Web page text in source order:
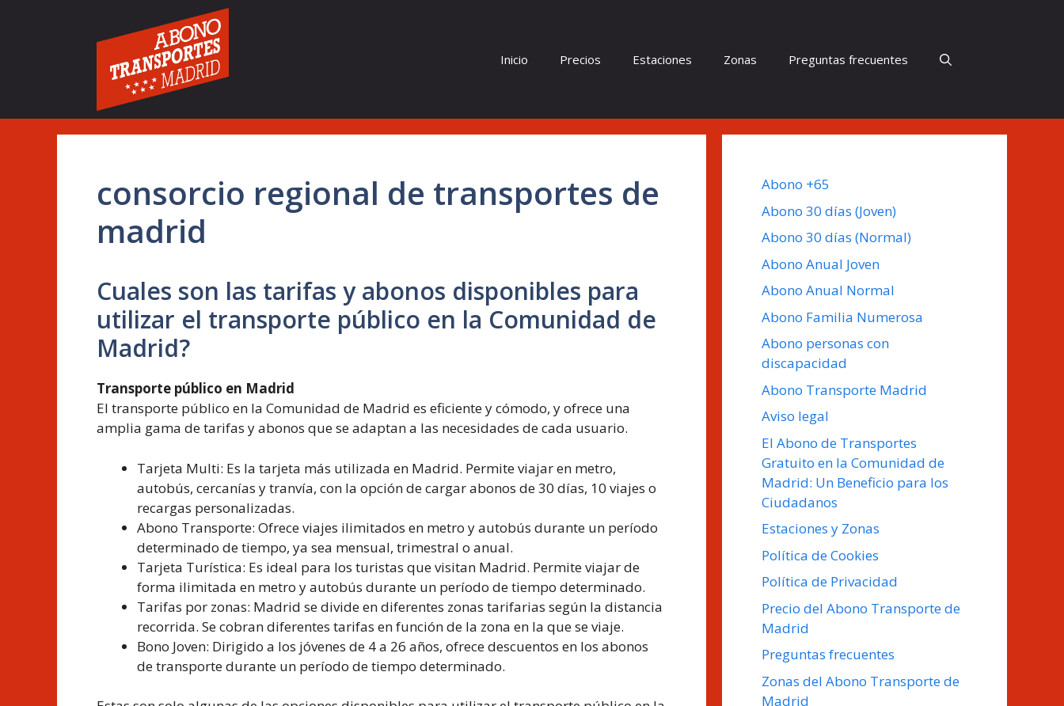
Inicio Precios Estaciones Zonas Preguntas frecuentes
consorcio regional de transportes de
madrid
Cuales son las tarifas y abonos disponibles para
utilizar el transporte público en la Comunidad de
Madrid?
Transporte público en Madrid
El transporte público en la Comunidad de Madrid es eficiente y cómodo, y ofrece una
amplia gama de tarifas y abonos que se adaptan a las necesidades de cada usuario.
Tarjeta Multi: Es la tarjeta más utilizada en Madrid. Permite viajar en metro,
autobús, cercanías y tranvía, con la opción de cargar abonos de 30 días, 10 viajes o
recargas personalizadas.
Abono Transporte: Ofrece viajes ilimitados en metro y autobús durante un período
determinado de tiempo, ya sea mensual, trimestral o anual.
Tarjeta Turística: Es ideal para los turistas que visitan Madrid. Permite viajar de
forma ilimitada en metro y autobús durante un período de tiempo determinado.
Tarifas por zonas: Madrid se divide en diferentes zonas tarifarias según la distancia
recorrida. Se cobran diferentes tarifas en función de la zona en la que se viaje.
Bono Joven: Dirigido a los jóvenes de 4 a 26 años, ofrece descuentos en los abonos
de transporte durante un período de tiempo determinado.
Abono +65
Abono 30 días (Joven)
Abono 30 días (Normal)
Abono Anual Joven
Abono Anual Normal
Abono Familia Numerosa
Abono personas con
discapacidad
Abono Transporte Madrid
Aviso legal
El Abono de Transportes
Gratuito en la Comunidad de
Madrid: Un Beneficio para los
Ciudadanos
Estaciones y Zonas
Política de Cookies
Política de Privacidad
Precio del Abono Transporte de
Madrid
Preguntas frecuentes
Zonas del Abono Transporte de
Madrid